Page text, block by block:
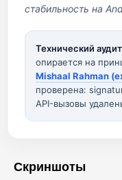
стабильность на
Технический
опирается на
Mishaal Rahman
проверена:
API-вызовы
Скриншоты